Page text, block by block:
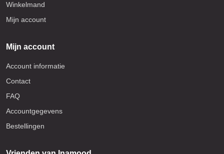
Winkelmand
Mijn account
Mijn account
Account informatie
Contact
FAQ
Accountgegevens
Bestellingen